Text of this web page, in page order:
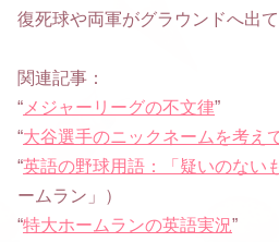
復死球や両軍がグラウンドへ出て
関連記事：
“ メジャーリーグの不文律”
“大谷選手のニックネームを考え
“英語の野球用語：「疑いのない
ームラン」）
“特大ホームランの英語実況”